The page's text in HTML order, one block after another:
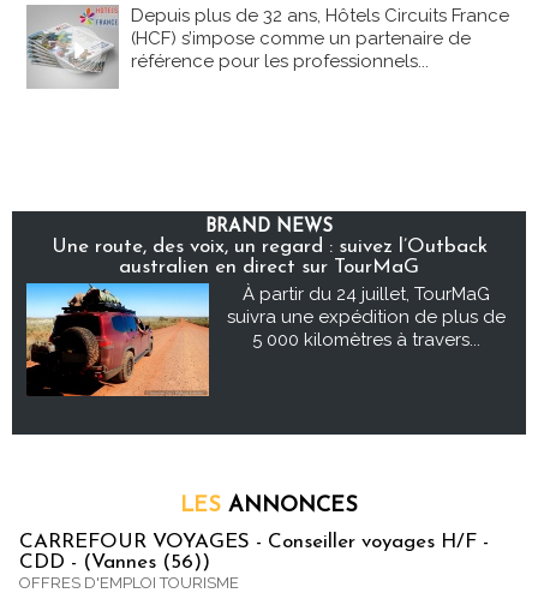
Depuis plus de 32 ans, Hôtels Circuits France
(HCF) s’impose comme un partenaire de
référence pour les professionnels...
BRAND NEWS
Une route, des voix, un regard : suivez l’Outback
australien en direct sur TourMaG
À partir du 24 juillet, TourMaG
suivra une expédition de plus de
5 000 kilomètres à travers...
LES ANNONCES
CARREFOUR VOYAGES - Conseiller voyages H/F -
CDD - (Vannes (56))
OFFRES D'EMPLOI TOURISME